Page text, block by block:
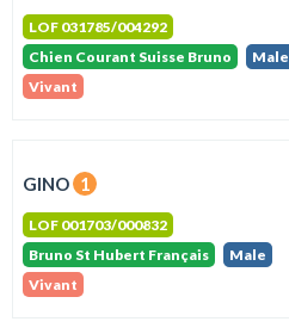
LOF 031785/004292
Chien Courant Suisse Bruno
Male
Vivant
GINO 1
LOF 001703/000832
Bruno St Hubert Français
Male
Vivant